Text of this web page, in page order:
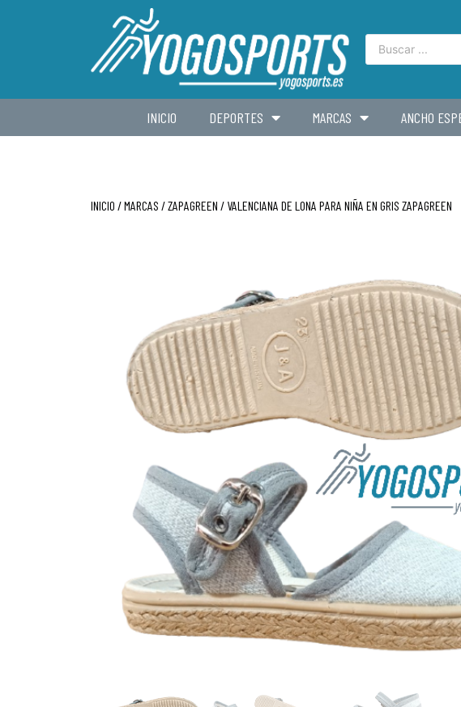
INICIO DEPORTES MARCAS ANCHO
INICIO /MARCAS /ZAPAGREEN / VALENCIANA DE LONA PARA NIÑA EN GRIS ZAPAGREEN